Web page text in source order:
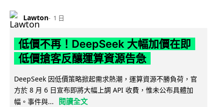
Lawton 1 日
低價不再！DeepSeek 大幅加價在即
低價搶客反釀運算資源告急
DeepSeek 因低價策略掀起需求熱潮，運算資源不勝負荷，官
方於 8 月 6 日宣布即將大幅上調 API 收費，惟未公布具體加
幅。事件與...
閱讀全文